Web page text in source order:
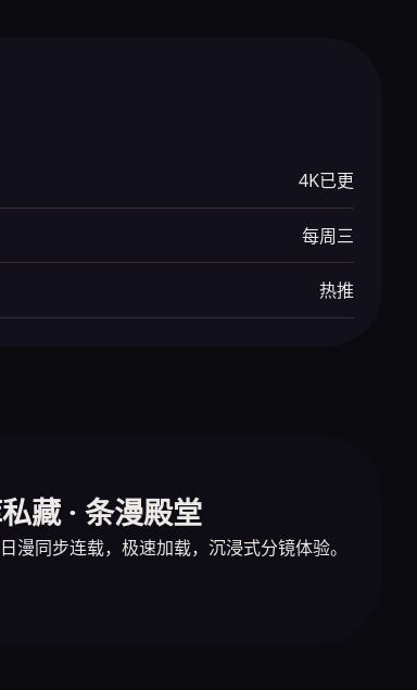
4K已更
每周三
热推
藏 · 条漫殿堂
漫同步连载，极速加载，沉浸式分镜体验。